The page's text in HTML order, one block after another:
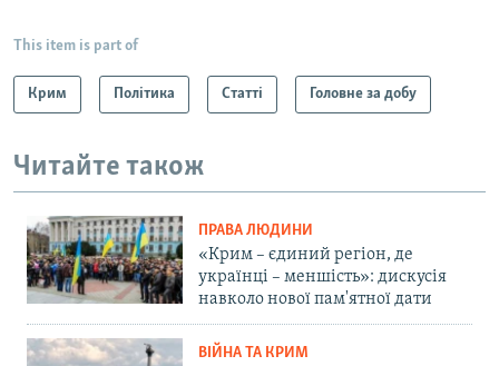
This item is part of
Крим Політика Статті Головне за добу
Читайте також
ПРАВА ЛЮДИНИ
«Крим – єдиний регіон, де
українці – меншість»: дискусія
навколо нової пам'ятної дати
ВІЙНА ТА КРИМ